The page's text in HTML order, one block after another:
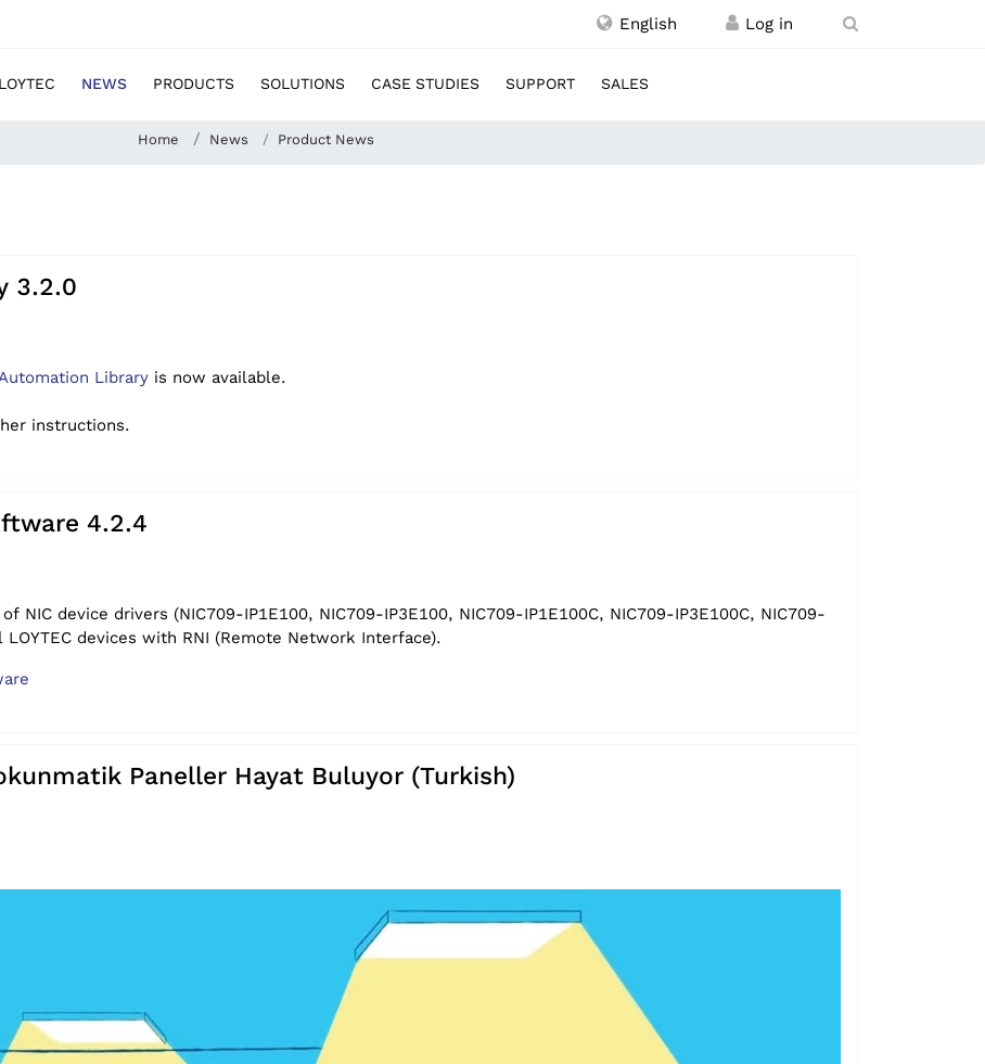
English
NEWS PRODUCTS SOLUTIONS CASE STUDIES SUPPORT SALES
Home News Product News
3.2.0
Library is now available.
instructions.
4.2.4
device drivers (NIC709-IP1E100, NIC709-IP3E100, NIC709-IP1E100C, NIC709-IP3E100C, NIC709-
devices with RNI (Remote Network Interface).
Paneller Hayat Buluyor (Turkish)